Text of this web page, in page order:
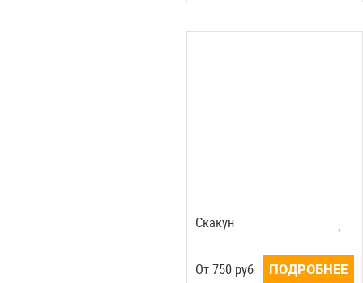
Скакун
Oт750руб ПОДРОБНЕЕ